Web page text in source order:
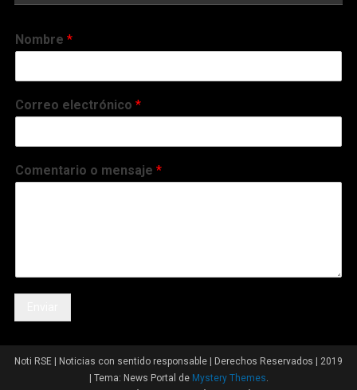
Nombre*
Correo electrónico*
Comentario o mensaje*
Noti RSE | Noticias con sentido responsable | Derechos Reservados | 2019
Tema: News Portal de Mystery Themes.